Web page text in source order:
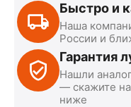
Быстро и
Наша
России и
Гарантия
Нашли
— скажите
ниже